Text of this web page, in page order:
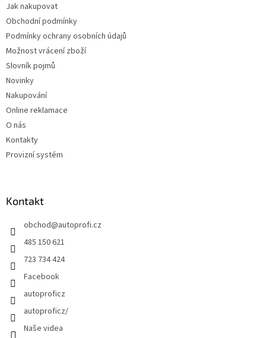
Jak nakupovat
Obchodní podmínky
Podmínky ochrany osobních údajů
Možnost vrácení zboží
Slovník pojmů
Novinky
Nakupování
Online reklamace
O nás
Kontakty
Provizní systém
Kontakt
obchod@autoprofi.cz
485 150 621
723 734 424
Facebook
autoproficz
autoproficz/
Naše videa